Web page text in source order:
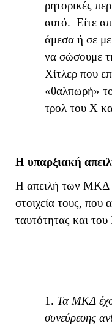
ρητορικές
αυτό. Είτε
άμεσα ή σε
να σώσουμε
Χίτλερ που
«θαλπωρή»
τρολ του Χ
Η υπαρξιακή
Η απειλή των ΜΚΔ
στοιχεία τους, που
ταυτότητας και του
1. Τα ΜΚΔ
συνεύρεσης